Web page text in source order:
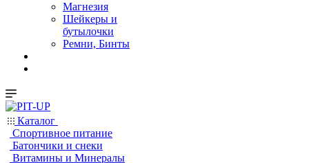
Магнезия
Шейкеры и
бутылочки
Ремни, Бинты
Каталог
Спортивное питание
Батончики и снеки
Витамины и Минералы